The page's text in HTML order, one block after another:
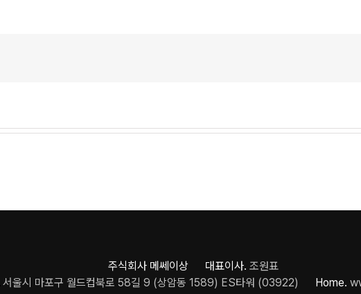
주식회사 메쎄이상 대표이사. 조원표
서울시 마포구 월드컵북로 58길 9 (상암동 1589) ES타워 (03922) Home.